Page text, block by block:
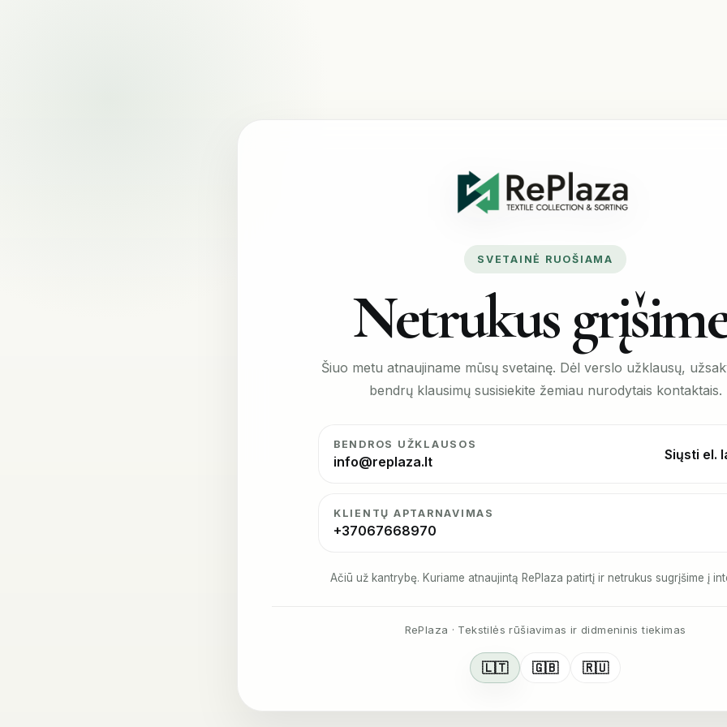
SVETAINĖ RUOŠIAMA
Netrukus
Šiuo metu atnaujiname mūsų svetainę. Dėl verslo užklausų,
bendrų klausimų susisiekite žemiau nurodytais kontaktais.
BENDROS UŽKLAUSOS
info@replaza.lt Siųsti el.
KLIENTŲ APTARNAVIMAS
+37067668970
Ačiū už kantrybę. Kuriame atnaujintą RePlaza patirtį ir netrukus sugrįšime į
RePlaza · Tekstilės rūšiavimas ir didmeninis tiekimas
🇱🇹 🇬🇧 🇷🇺